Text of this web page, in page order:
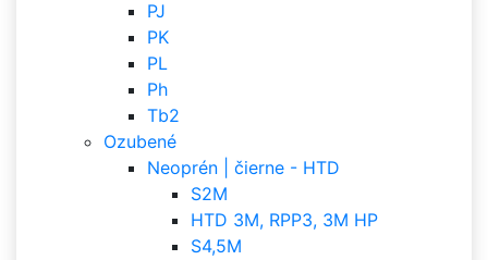
PJ
PK
PL
Ph
Tb2
Ozubené
Neoprén | čierne - HTD
S2M
HTD 3M, RPP3, 3M HP
S4,5M